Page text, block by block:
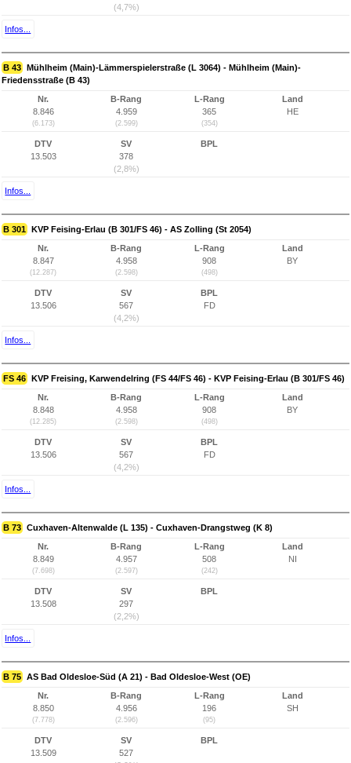
(4,7%)
Infos...
B 43 Mühlheim (Main)-Lämmerspielerstraße (L 3064) - Mühlheim (Main)-
Friedensstraße (B 43)
Nr.
8.846
(6.173)
B-Rang
4.959
(2.599)
L-Rang
365
(354)
Land
HE
DTV
13.503
SV
378
(2,8%)
BPL
Infos...
B 301 KVP Feising-Erlau (B 301/FS 46) - AS Zolling (St 2054)
Nr.
8.847
(12.287)
B-Rang
4.958
(2.598)
L-Rang
908
(498)
Land
BY
DTV
13.506
SV
567
(4,2%)
BPL
FD
Infos...
FS 46 KVP Freising, Karwendelring (FS 44/FS 46) - KVP Feising-Erlau (B 301/FS 46)
Nr.
8.848
(12.285)
B-Rang
4.958
(2.598)
L-Rang
908
(498)
Land
BY
DTV
13.506
SV
567
(4,2%)
BPL
FD
Infos...
B 73 Cuxhaven-Altenwalde (L 135) - Cuxhaven-Drangstweg (K 8)
Nr.
8.849
(7.698)
B-Rang
4.957
(2.597)
L-Rang
508
(242)
Land
NI
DTV
13.508
SV
297
(2,2%)
BPL
Infos...
B 75 AS Bad Oldesloe-Süd (A 21) - Bad Oldesloe-West (OE)
Nr.
8.850
(7.778)
B-Rang
4.956
(2.596)
L-Rang
196
(95)
Land
SH
DTV
13.509
SV
527
BPL